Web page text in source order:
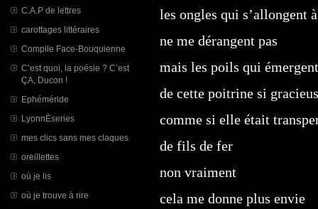
C.A.P de lettres
carottages littéraires
Compile Face-Bouquienne
C’est quoi, la poésie ? C’est
ÇA, Ducon !
Ephéméride
LyonnÈseries
mes clics sans mes claques
oreillettes
où je lis
où je trouve à rire
les ongles qui s’allongent
ne me dérangent pas
mais les poils qui émergent
de cette poitrine si
comme si elle était
de fils de fer
non vraiment
cela me donne plus envie